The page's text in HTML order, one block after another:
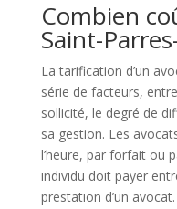
Combien
Saint-
La tarification d’un
série de facteurs,
sollicité, le degré de
sa gestion. Les
l’heure, par forfait ou
individu doit payer
prestation d’un